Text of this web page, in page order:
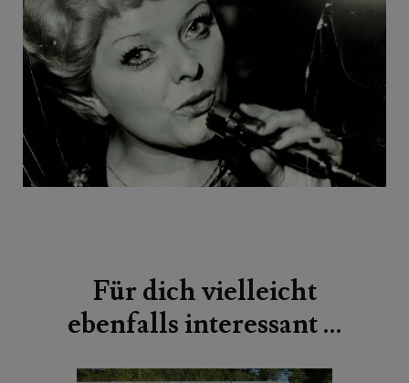
Für dich vielleicht
ebenfalls interessant …